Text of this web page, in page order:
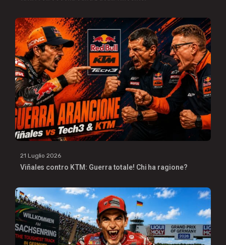
21 Luglio 2026
Viñales contro KTM: Guerra totale! Chi ha ragione?